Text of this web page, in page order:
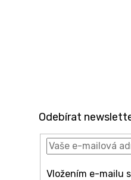
Odebírat
Vložením e-mailu